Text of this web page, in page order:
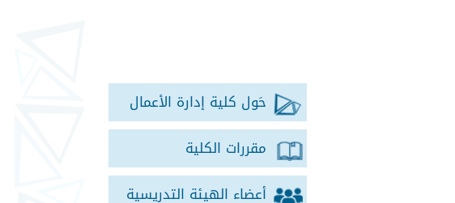
حَول كلية إدارة الأعمال
مقررات الكلية
أعضاء الهيئة التدريسية